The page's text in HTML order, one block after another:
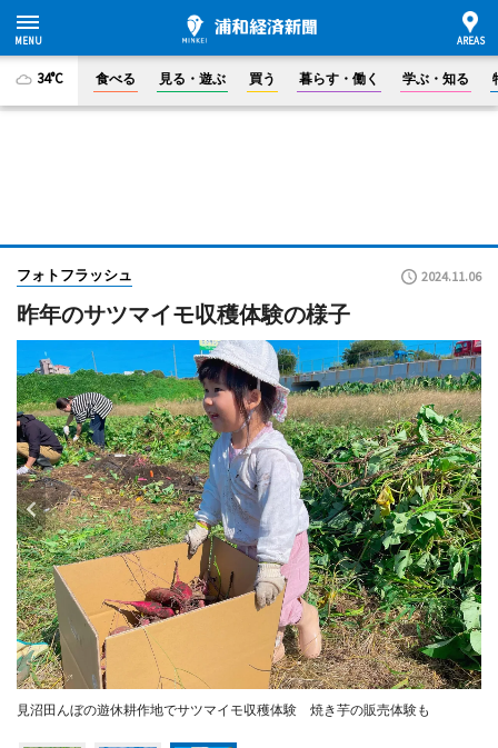
34°C 食べる 見る・遊ぶ 買う 暮らす・働く 学ぶ・知る
フォトフラッシュ 2024.11.06
昨年のサツマイモ収穫体験の様子
見沼田んぼの遊休耕作地でサツマイモ収穫体験 焼き芋の販売体験も